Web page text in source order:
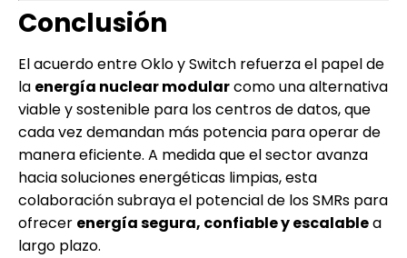
Conclusión
El acuerdo entre Oklo y Switch refuerza el papel de
la energía nuclear modularcomo una alternativa
viable y sostenible para los centros de datos, que
cada vez demandan más potencia para operar de
manera eficiente. A medida que el sector avanza
hacia soluciones energéticas limpias, esta
colaboración subraya el potencial de los SMRs para
ofrecer energía segura, confiable y escalablea
largo plazo.